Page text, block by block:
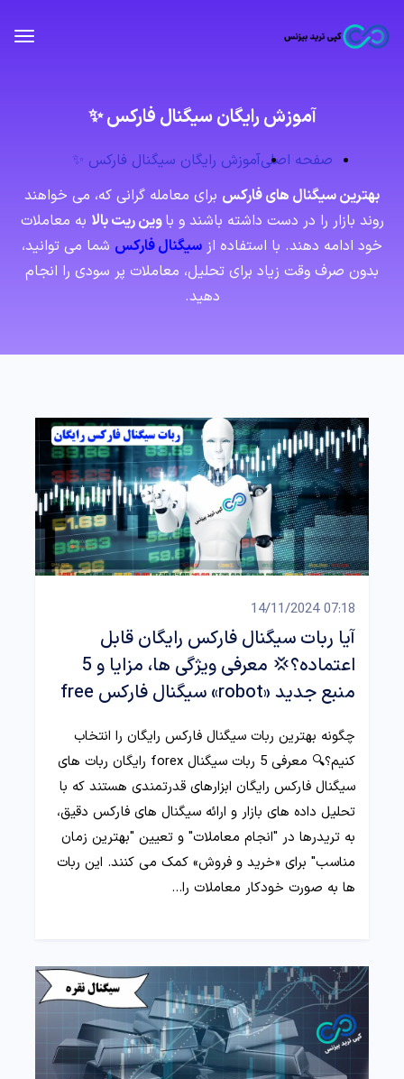
آموزش رایگان سیگنال فارکس ✨
صفحه اصلیآموزش رایگان سیگنال فارکس ✨
بهترین سیگنال های فارکس برای معامله گرانی که، می خواهند
روند بازار را در دست داشته باشند و باوین ریت بالا به معاملات
خود ادامه دهند. با استفاده از سیگنال فارکس شما می توانید،
بدون صرف وقت زیاد برای تحلیل، معاملات پر سودی را انجام
دهید.
07:18 14/11/2024
آیا ربات سیگنال فارکس رایگان قابل
اعتماده؟💢 معرفی ویژگی ها، مزایا و 5
منبع جدید «robot» سیگنال فارکس free
چگونه بهترین ربات سیگنال فارکس رایگان را انتخاب
کنیم؟🔍 معرفی 5 ربات سیگنال forex رایگان ربات‌ های
سیگنال فارکس رایگان ابزارهای قدرتمندی هستند که با
تحلیل داده‌ های بازار و ارائه سیگنال‌ های فارکس دقیق،
به تریدرها در "انجام معاملات" و تعیین "بهترین زمان
مناسب" برای «خرید و فروش» کمک می‌ کنند. این ربات‌
ها به صورت خودکار معاملات را…